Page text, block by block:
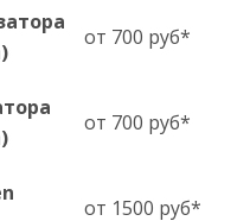
от 700 руб*
от 700 руб*
от 1500 руб*